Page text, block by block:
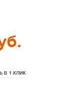
В 1 КЛИК